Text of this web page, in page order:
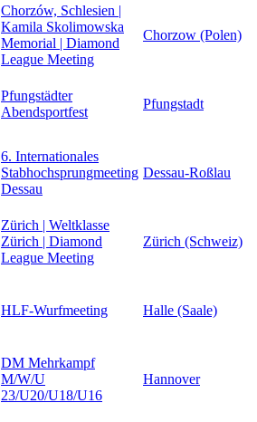
Chorzów, Schlesien |
Kamila Skolimowska
Memorial | Diamond
League Meeting
Chorzow (Polen)
Pfungstädter
Abendsportfest
Pfungstadt
6. Internationales
Stabhochsprungmeeting
Dessau
Dessau-Roßlau
Zürich | Weltklasse
Zürich | Diamond
League Meeting
Zürich (Schweiz)
HLF-Wurfmeeting Halle (Saale)
DM Mehrkampf
M/W/U
23/U20/U18/U16
Hannover